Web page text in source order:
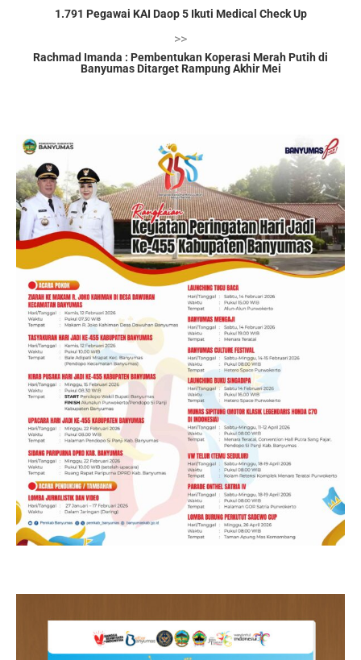
1.791 Pegawai KAI Daop 5 Ikuti Medical Check Up
>>
Rachmad Imanda : Pembentukan Koperasi Merah Putih di
Banyumas Ditarget Rampung Akhir Mei